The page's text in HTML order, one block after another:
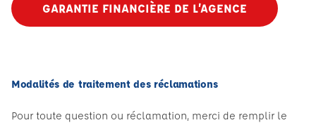
GARANTIE FINANCIÈRE DE L’AGENCE
Modalités de traitement des réclamations
Pour toute question ou réclamation, merci de remplir le